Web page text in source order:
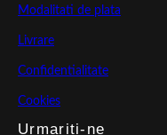
Modalitati de plata
Livrare
Confidentialitate
Cookies
Urmariti-ne